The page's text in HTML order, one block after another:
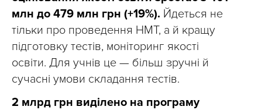
млн до 479 млн грн (+19%). Йдеться не
тільки про проведення НМТ, а й кращу
підготовку тестів, моніторинг якості
освіти. Для учнів це — більш зручні й
сучасні умови складання тестів.
2 млрд грн виділено на програму